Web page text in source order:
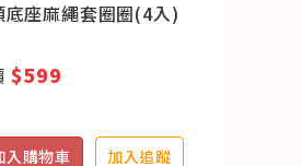
底座麻繩套圈圈(4入)
$599
入購物車 加入追蹤